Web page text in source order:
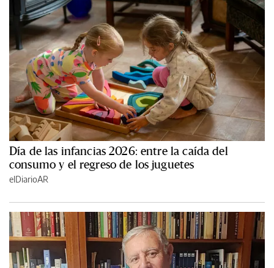
Día de las infancias 2026: entre la caída del
consumo y el regreso de los juguetes
elDiarioAR